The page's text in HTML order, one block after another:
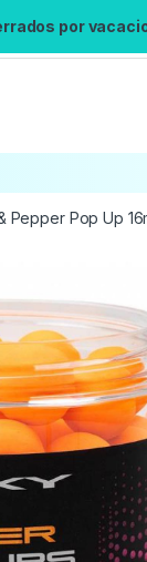
por
Búsqueda no
pudo cargar el
Inténtalo de
Pepper Pop Up